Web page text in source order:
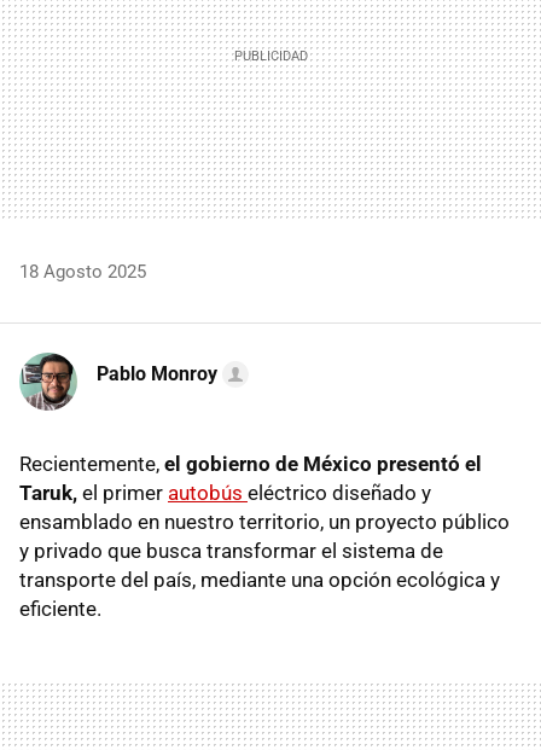
18 Agosto 2025
Pablo Monroy
Recientemente, el gobierno de México presentó el
Taruk, el primer autobús eléctrico diseñado y
ensamblado en nuestro territorio, un proyecto público
y privado que busca transformar el sistema de
transporte del país, mediante una opción ecológica y
eficiente.